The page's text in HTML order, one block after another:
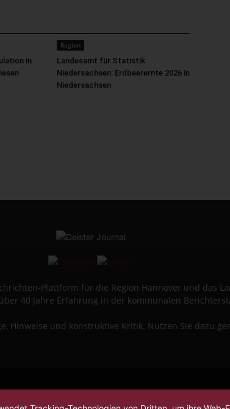
in
Region
Landesamt für Statistik
Niedersachsen: Erdbeerernte 2026 in
Niedersachsen
Plattform für die Region Hannover und das
40 Jahre Erfahrung in der kommunalen
Hinweise und konstruktive Kritik. Nutzen Sie dazu